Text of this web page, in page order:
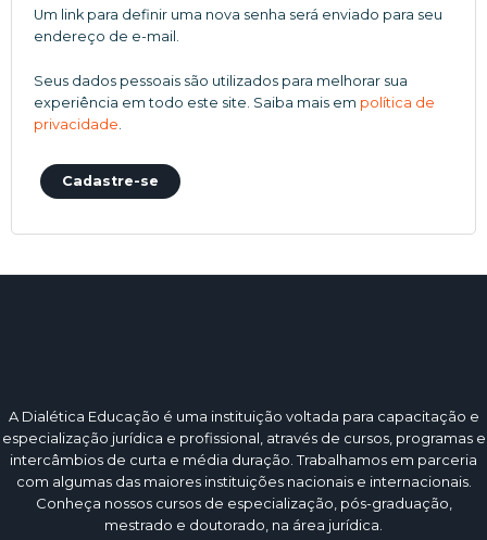
Um link para definir uma nova senha será enviado para seu
endereço de e-mail.
Seus dados pessoais são utilizados para melhorar sua
experiência em todo este site. Saiba mais em política de
privacidade
Cadastre-se
A Dialética Educação é uma instituição voltada para capacitação e
especialização jurídica e profissional, através de cursos, programas e
intercâmbios de curta e média duração. Trabalhamos em parceria
com algumas das maiores instituições nacionais e internacionais.
Conheça nossos cursos de especialização, pós-graduação,
mestrado e doutorado, na área jurídica.